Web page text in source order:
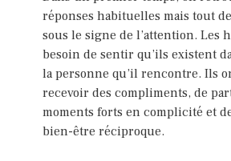
réponses habituelles mais tout
sous le signe de l’attention. Les
besoin de sentir qu’ils existent
la personne qu’il rencontre. Ils
recevoir des compliments, de
moments forts en complicité et
bien-être réciproque.